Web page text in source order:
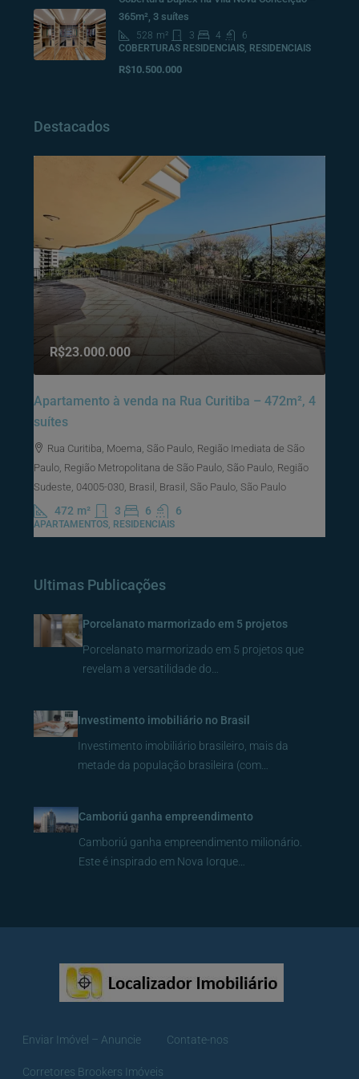
365m², 3 suítes
528 m² 3 4
6
COBERTURAS RESIDENCIAIS, RESIDENCIAIS
R$10.500.000
Destacados
R$23.000.000
Apartamento à venda na Rua Curitiba – 472m², 4
suítes
Rua Curitiba, Moema, São Paulo, Região Imediata de São
Paulo, Região Metropolitana de São Paulo, São Paulo, Região
Sudeste, 04005-030, Brasil, Brasil, São Paulo, São Paulo
472 m² 3 6 6
APARTAMENTOS, RESIDENCIAIS
Ultimas Publicações
Porcelanato marmorizado em 5 projetos
Porcelanato marmorizado em 5 projetos que
revelam a versatilidade do…
Investimento imobiliário no Brasil
Investimento imobiliário brasileiro, mais da
metade da população brasileira (com…
Camboriú ganha empreendimento
Camboriú ganha empreendimento milionário.
Este é inspirado em Nova Iorque…
Enviar Imóvel – Anuncie Contate-nos
Corretores Brookers Imóveis